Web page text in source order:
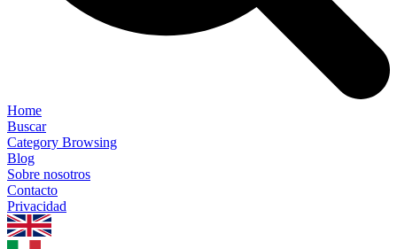
Home
Buscar
Category Browsing
Blog
Sobre nosotros
Contacto
Privacidad